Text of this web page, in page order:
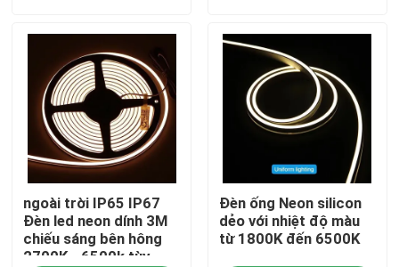
Kiểm soát chất lượng
Liên hệ chúng tôi
Tin tức
Yêu cầu báo giá
Đèn LED Dải Neon
ngoài trời IP65 IP67
Đèn led neon dính 3M
chiếu sáng bên hông
2700K - 6500k tùy
Đèn ống Neon silicon
dẻo với nhiệt độ màu
từ 1800K đến 6500K